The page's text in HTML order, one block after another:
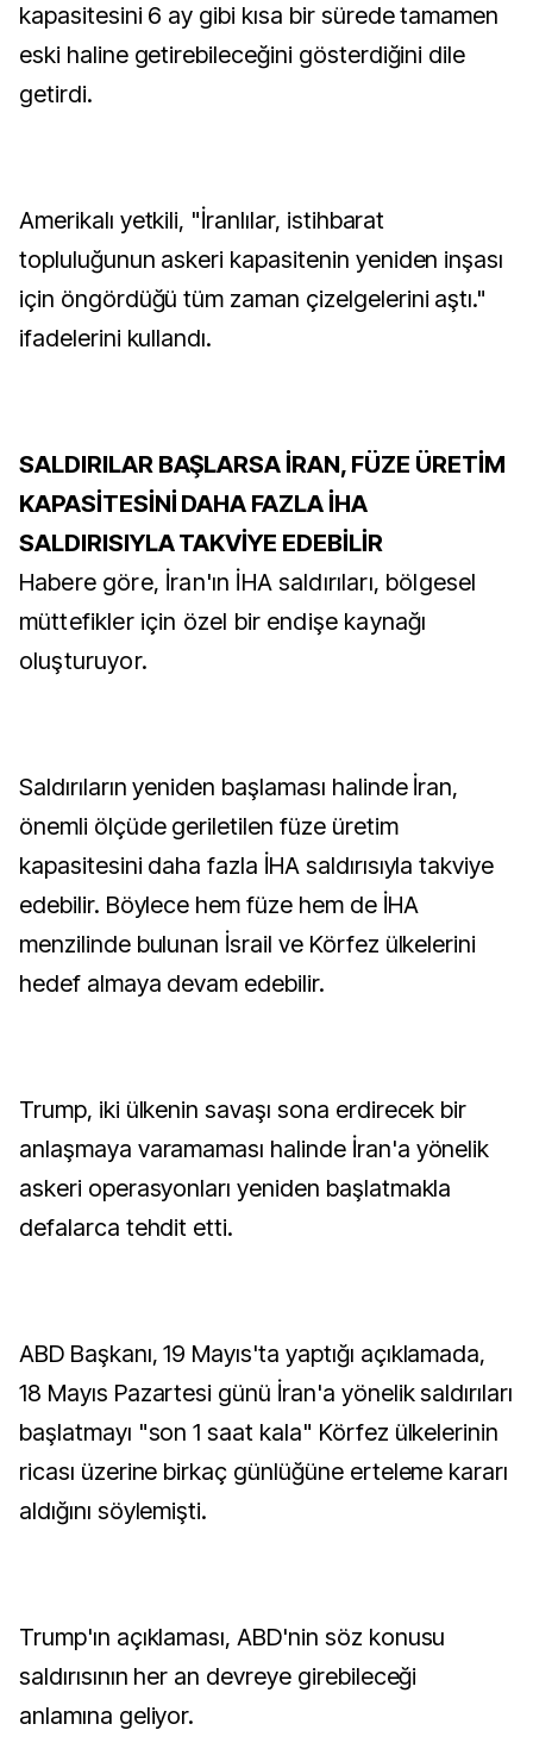
kapasitesini 6 ay gibi kısa bir sürede tamamen
eski haline getirebileceğini gösterdiğini dile
getirdi.
Amerikalı yetkili, "İranlılar, istihbarat
topluluğunun askeri kapasitenin yeniden inşası
için öngördüğü tüm zaman çizelgelerini aştı."
ifadelerini kullandı.
SALDIRILAR BAŞLARSA İRAN, FÜZE ÜRETİM
KAPASİTESİNİ DAHA FAZLA İHA
SALDIRISIYLA TAKVİYE EDEBİLİR
Habere göre, İran'ın İHA saldırıları, bölgesel
müttefikler için özel bir endişe kaynağı
oluşturuyor.
Saldırıların yeniden başlaması halinde İran,
önemli ölçüde geriletilen füze üretim
kapasitesini daha fazla İHA saldırısıyla takviye
edebilir. Böylece hem füze hem de İHA
menzilinde bulunan İsrail ve Körfez ülkelerini
hedef almaya devam edebilir.
Trump, iki ülkenin savaşı sona erdirecek bir
anlaşmaya varamaması halinde İran'a yönelik
askeri operasyonları yeniden başlatmakla
defalarca tehdit etti.
ABD Başkanı, 19 Mayıs'ta yaptığı açıklamada,
18 Mayıs Pazartesi günü İran'a yönelik saldırıları
başlatmayı "son 1 saat kala" Körfez ülkelerinin
ricası üzerine birkaç günlüğüne erteleme kararı
aldığını söylemişti.
Trump'ın açıklaması, ABD'nin söz konusu
saldırısının her an devreye girebileceği
anlamına geliyor.